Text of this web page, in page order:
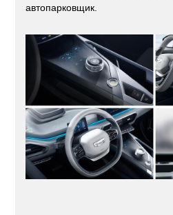
автопарковщик.